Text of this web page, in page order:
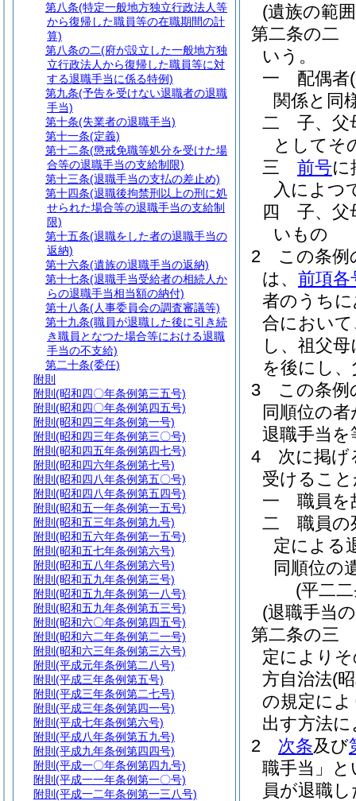
(遺族の範
第二条の二
いう。
一
配偶者
関係と同
二
子、父
としてそ
三
前号に
入によつ
四
子、父
いもの
2
この条例
は、 前項各
者のうち
合におい
し、祖父
を後にし
3
この条例
同順位の
退職手当
4
次に掲げ
受けるこ
一
職員を
二
職員の
定による
同順位の
(平二
(退職手当
第二条の三
定により
方自治法(
の規定に
出す方法
2
次条及び
職手当」と
員が退職
第八条(特定一般地方独立行政法人等
から復帰した職員等の在職期間の計
算)
第八条の二(府が設立した一般地方独
立行政法人から復帰した職員等に対
する退職手当に係る特例)
第九条(予告を受けない退職者の退職
手当)
第十条(失業者の退職手当)
第十一条(定義)
第十二条(懲戒免職等処分を受けた場
合等の退職手当の支給制限)
第十三条(退職手当の支払の差止め)
第十四条(退職後拘禁刑以上の刑に処
せられた場合等の退職手当の支給制
限)
第十五条(退職をした者の退職手当の
返納)
第十六条(遺族の退職手当の返納)
第十七条(退職手当受給者の相続人か
らの退職手当相当額の納付)
第十八条(人事委員会の調査審議等)
第十九条(職員が退職した後に引き続
き職員となつた場合等における退職
手当の不支給)
第二十条(委任)
附則
附則 (昭和四〇年条例第三五号)
附則 (昭和四〇年条例第四五号)
附則 (昭和四三年条例第一号)
附則 (昭和四三年条例第三〇号)
附則 (昭和四五年条例第四七号)
附則 (昭和四六年条例第七号)
附則 (昭和四八年条例第五〇号)
附則 (昭和四八年条例第五四号)
附則 (昭和五一年条例第一五号)
附則 (昭和五三年条例第九号)
附則 (昭和五六年条例第一五号)
附則 (昭和五七年条例第六号)
附則 (昭和五八年条例第六号)
附則 (昭和五九年条例第三号)
附則 (昭和五九年条例第一八号)
附則 (昭和五九年条例第五三号)
附則 (昭和六〇年条例第四五号)
附則 (昭和六二年条例第二一号)
附則 (昭和六三年条例第三六号)
附則 (平成元年条例第二八号)
附則 (平成三年条例第五号)
附則 (平成三年条例第二七号)
附則 (平成三年条例第四一号)
附則 (平成七年条例第六号)
附則 (平成八年条例第五九号)
附則 (平成九年条例第四四号)
附則 (平成一〇年条例第四九号)
附則 (平成一一年条例第一〇号)
附則 (平成一二年条例第一三八号)